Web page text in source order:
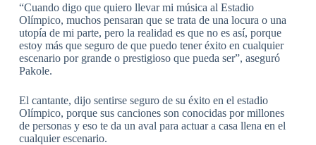
“Cuando digo que quiero llevar mi música al Estadio
Olímpico, muchos pensaran que se trata de una locura o una
utopía de mi parte, pero la realidad es que no es así, porque
estoy más que seguro de que puedo tener éxito en cualquier
escenario por grande o prestigioso que pueda ser”, aseguró
Pakole.
El cantante, dijo sentirse seguro de su éxito en el estadio
Olímpico, porque sus canciones son conocidas por millones
de personas y eso te da un aval para actuar a casa llena en el
cualquier escenario.